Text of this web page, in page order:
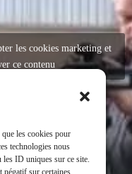
les cookies pour
technologies nous
les ID uniques sur ce site.
négatif sur certaines
les cookies marketing et
ce contenu